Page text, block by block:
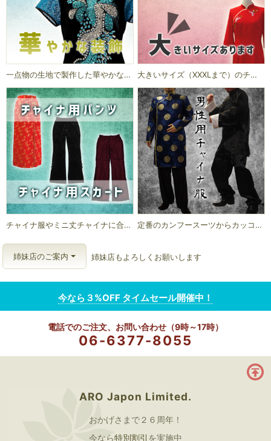
一点物の生地で製作した華やかなチャイナドレスです。 大きいサイズ（XXXLまで）のチャイナドレスあります。
チャイナ服やミニ丈チャイナに合わせてオシャレにコーディネート 定番のカンフースーツからカッコよさを追求したロング丈チャイナ服など
姉妹店のご案内 姉妹店もよろしくお願いします
今なら３%OFF タイムセール開催中！
06-6377-8055
ARO Japon Limited.
おかげさまで２６周年！
今なら特別割引 を実施中